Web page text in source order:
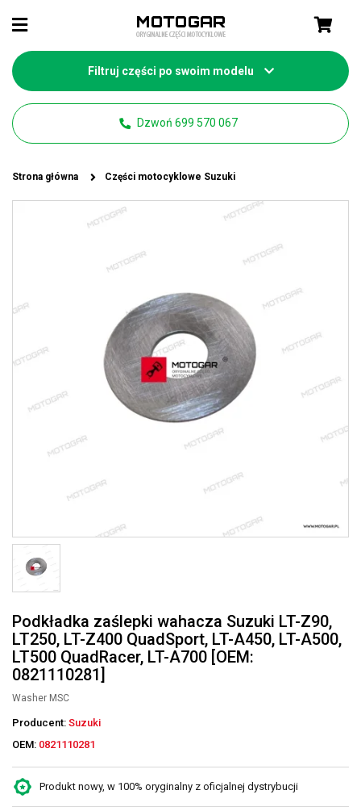
Filtruj części po swoim modelu
Dzwoń 699 570 067
Strona główna Części motocyklowe Suzuki
Podkładka zaślepki wahacza Suzuki LT-Z90,
LT250, LT-Z400 QuadSport, LT-A450, LT-A500,
LT500 QuadRacer, LT-A700 [OEM:
0821110281]
Washer MSC
Producent: Suzuki
OEM: 0821110281
Produkt nowy, w 100% oryginalny z oficjalnej dystrybucji